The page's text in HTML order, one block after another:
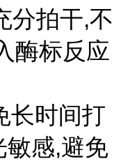
分拍干,不
酶标反应
长时间打
敏感,避免